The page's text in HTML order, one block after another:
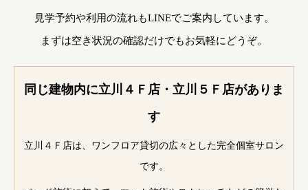
見学予約や利用の流れもLINEでご案内しています。
まずは空き状況の確認だけでもお気軽にどうぞ。
同じ建物内に立川４Ｆ店・立川５Ｆ店がありま
す
立川４Ｆ店は、ワンフロア貸切の広々とした完全個室サロン
です。